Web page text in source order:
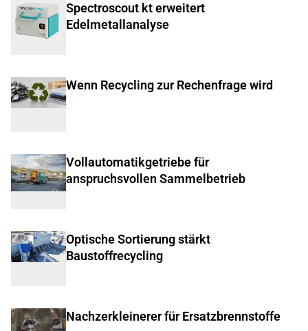
Spectroscout kt erweitert
Edelmetallanalyse
Wenn Recycling zur Rechenfrage wird
Vollautomatikgetriebe für
anspruchsvollen Sammelbetrieb
Optische Sortierung stärkt
Baustoffrecycling
Nachzerkleinerer für Ersatzbrennstoffe